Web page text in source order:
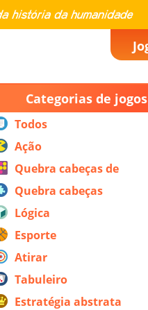
Categorias de jogos
Todos
Ação
Quebra cabeças de
ação
Quebra cabeças
Lógica
Esporte
Atirar
Tabuleiro
Estratégia abstrata